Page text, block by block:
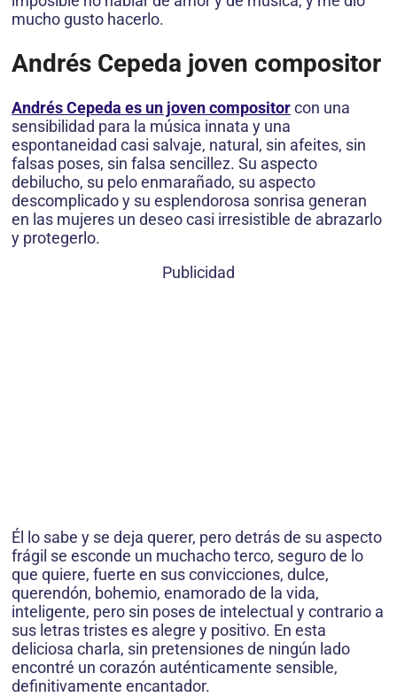
mucho gusto hacerlo.
Andrés Cepeda joven compositor
Andrés Cepeda es un joven compositorcon una
sensibilidad para la música innata y una
espontaneidad casi salvaje, natural, sin afeites, sin
falsas poses, sin falsa sencillez. Su aspecto
debilucho, su pelo enmarañado, su aspecto
descomplicado y su esplendorosa sonrisa generan
en las mujeres un deseo casi irresistible de abrazarlo
y protegerlo.
Publicidad
Él lo sabe y se deja querer, pero detrás de su aspecto
frágil se esconde un muchacho terco, seguro de lo
que quiere, fuerte en sus convicciones, dulce,
querendón, bohemio, enamorado de la vida,
inteligente, pero sin poses de intelectual y contrario a
sus letras tristes es alegre y positivo. En esta
deliciosa charla, sin pretensiones de ningún lado
encontré un corazón auténticamente sensible,
definitivamente encantador.